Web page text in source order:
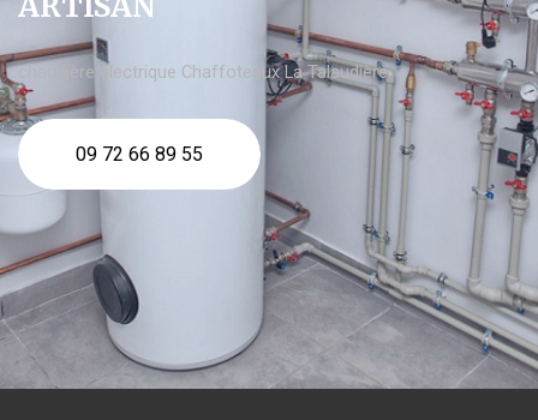
chaudière électrique Chaffoteaux La Talaudière
09 72 66 89 55